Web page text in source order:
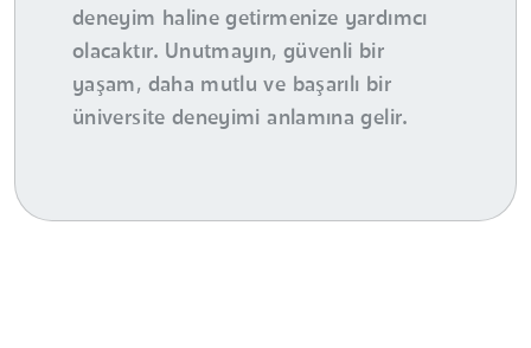
deneyim haline getirmenize yardımcı
olacaktır. Unutmayın, güvenli bir
yaşam, daha mutlu ve başarılı bir
üniversite deneyimi anlamına gelir.